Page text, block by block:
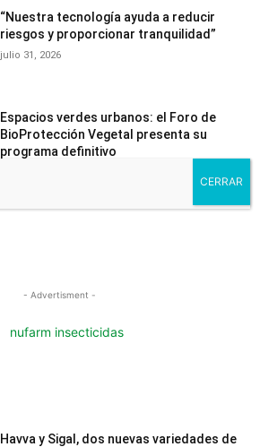
“Nuestra tecnología ayuda a reducir
riesgos y proporcionar tranquilidad”
julio 31, 2026
Espacios verdes urbanos: el Foro de
BioProtección Vegetal presenta su
programa definitivo
- Advertisment -
Havva y Sigal, dos nuevas variedades de